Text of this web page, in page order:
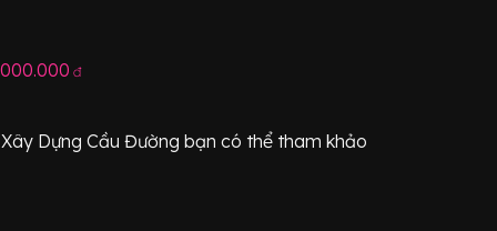
đ
Xây Dựng Cầu Đường bạn có thể tham khảo